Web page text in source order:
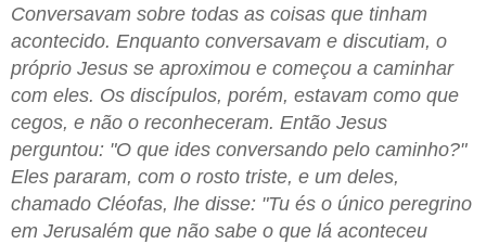
Conversavam sobre todas as coisas que tinham
acontecido. Enquanto conversavam e discutiam, o
próprio Jesus se aproximou e começou a caminhar
com eles. Os discípulos, porém, estavam como que
cegos, e não o reconheceram. Então Jesus
perguntou: "O que ides conversando pelo caminho?"
Eles pararam, com o rosto triste, e um deles,
chamado Cléofas, lhe disse: "Tu és o único peregrino
em Jerusalém que não sabe o que lá aconteceu